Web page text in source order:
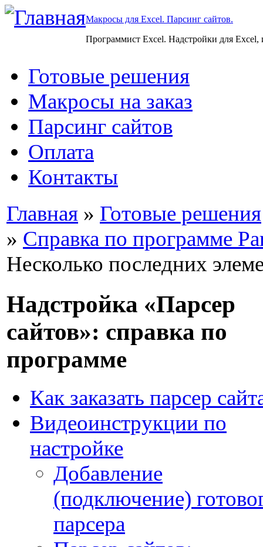
Макросы для Excel. Парсинг сайтов.
Программист Excel. Надстройки для Excel,
Готовые решения
Макросы на заказ
Парсинг сайтов
Оплата
Контакты
Главная » Готовые решения
» Справка по программе
Несколько последних
Надстройка «Парсер
сайтов»: справка по
программе
Как заказать парсер
Видеоинструкции по
настройке
Добавление
(подключение)
парсера